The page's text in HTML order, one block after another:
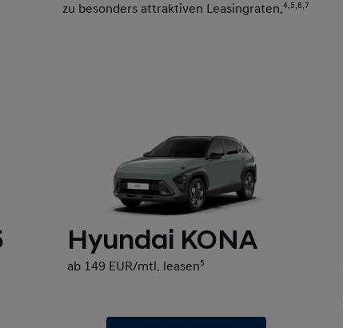
zu besonders attraktiven Leasingraten.4,5,6,7
Hyundai KONA
ab 149 EUR/mtl. leasen5